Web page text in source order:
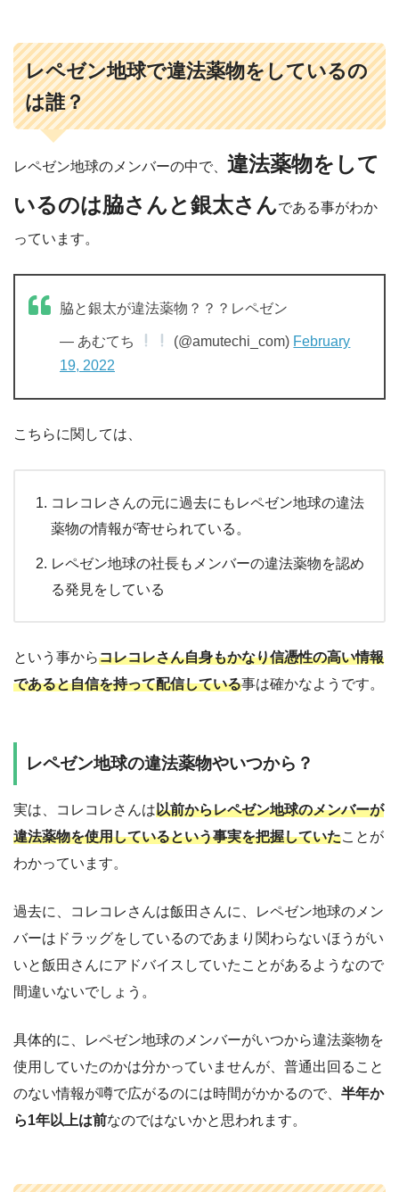
レペゼン地球で違法薬物をしているの
は誰？
レペゼン地球のメンバーの中で、 違法薬物をして
いるのは脇さんと銀太さんである事がわか
っています。
脇と銀太が違法薬物？？？レペゼン
— あむてち (@amutechi_com) February
19, 2022
こちらに関しては、
コレコレさんの元に過去にもレペゼン地球の違法
薬物の情報が寄せられている。
レペゼン地球の社長もメンバーの違法薬物を認め
る発見をしている
という事からコレコレさん自身もかなり信憑性の高い情報
であると自信を持って配信している事は確かなようです。
レペゼン地球の違法薬物やいつから？
実は、コレコレさんは以前からレペゼン地球のメンバーが
違法薬物を使用しているという事実を把握していたことが
わかっています。
過去に、コレコレさんは飯田さんに、レペゼン地球のメン
バーはドラッグをしているのであまり関わらないほうがい
いと飯田さんにアドバイスしていたことがあるようなので
間違いないでしょう。
具体的に、レペゼン地球のメンバーがいつから違法薬物を
使用していたのかは分かっていませんが、普通出回ること
のない情報が噂で広がるのには時間がかかるので、 半年か
ら1年以上は前なのではないかと思われます。